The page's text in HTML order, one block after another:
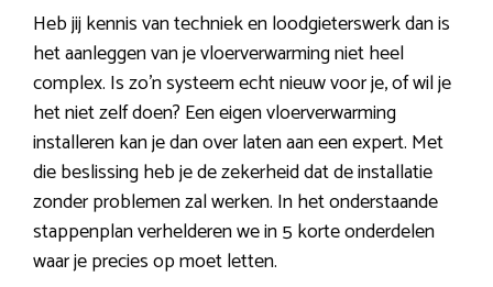
Heb jij kennis van techniek en loodgieterswerk dan is
het aanleggen van je vloerverwarming niet heel
complex. Is zo’n systeem echt nieuw voor je, of wil je
het niet zelf doen? Een eigen vloerverwarming
installeren kan je dan over laten aan een expert. Met
die beslissing heb je de zekerheid dat de installatie
zonder problemen zal werken. In het onderstaande
stappenplan verhelderen we in 5 korte onderdelen
waar je precies op moet letten.